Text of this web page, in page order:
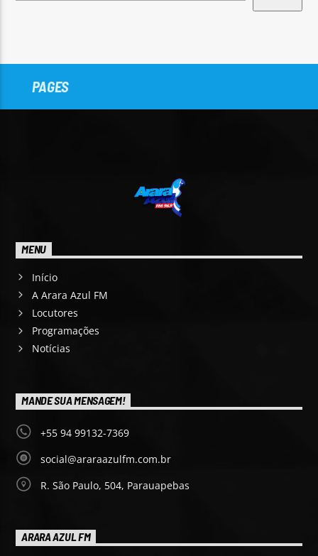
PAGES
MENU
Início
A Arara Azul FM
Locutores
Programações
Notícias
MANDE SUA MENSAGEM!
+55 94 99132-7369
social@araraazulfm.com.br
R. São Paulo, 504, Parauapebas
ARARA AZUL FM